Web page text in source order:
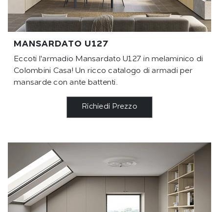
MANSARDATO U127
Eccoti l'armadio Mansardato U127 in melaminico di
Colombini Casa! Un ricco catalogo di armadi per
mansarde con ante battenti.
Richiedi Prezzo